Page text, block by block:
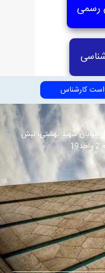
رسمی
کارشناس
از خیابان شهید بهشتی، نبش